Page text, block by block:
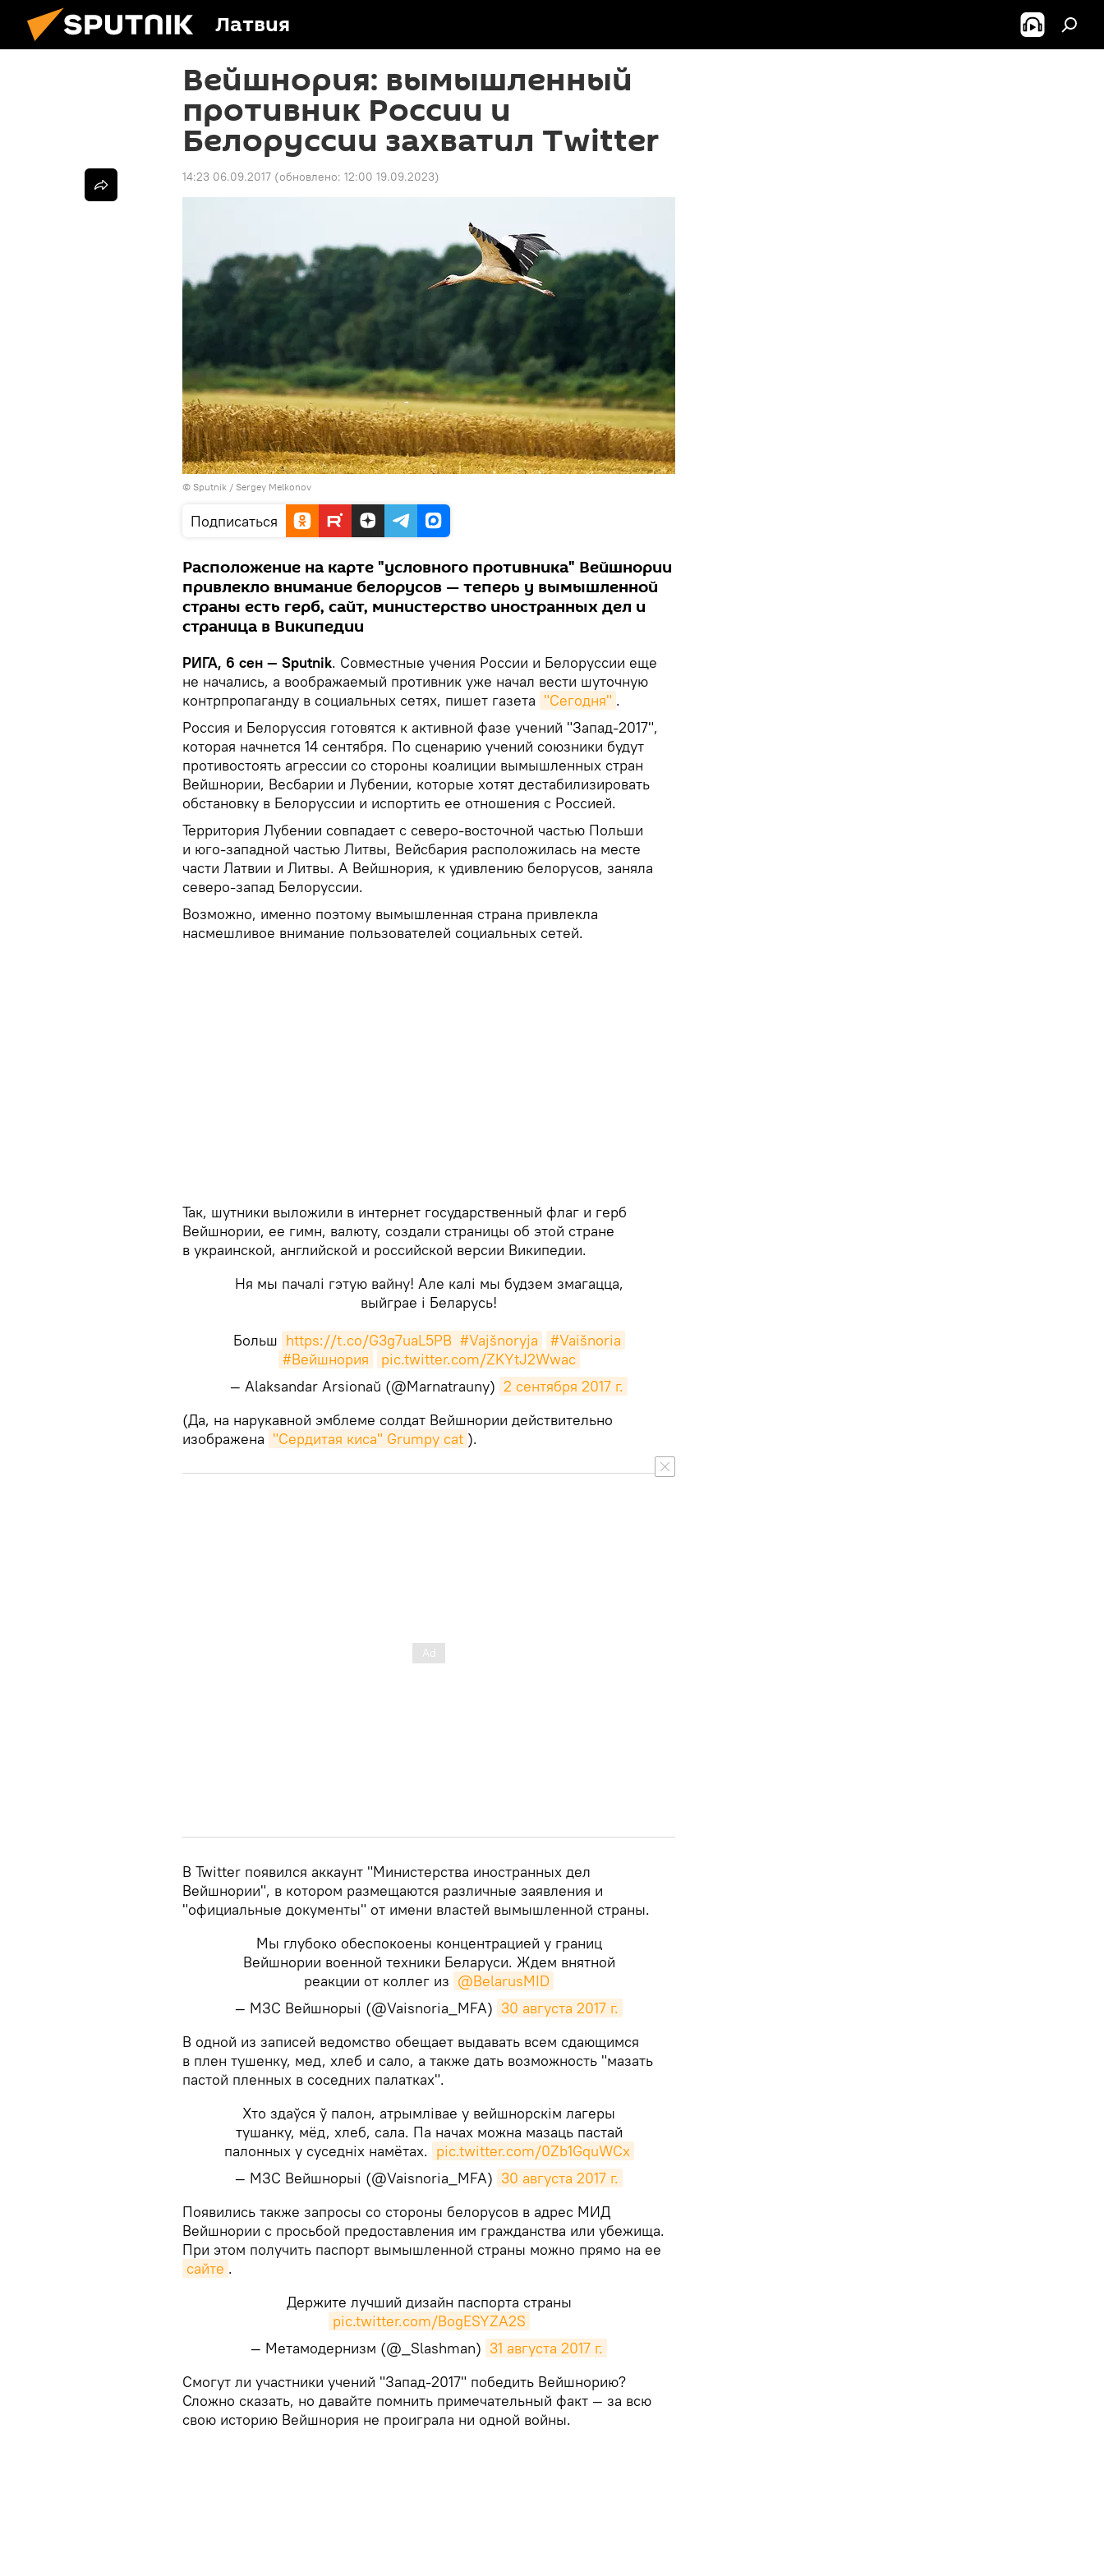
Латвия
Вейшнория: вымышленный
противник России и
Белоруссии захватил Twitter
14:23 06.09.2017 (обновлено: 12:00 19.09.2023)
© Sputnik / Sergey Melkonov
Подписаться
Расположение на карте "условного противника" Вейшнории
привлекло внимание белорусов — теперь у вымышленной
страны есть герб, сайт, министерство иностранных дел и
страница в Википедии
РИГА, 6 сен — Sputnik. Совместные учения России и Белоруссии еще
не начались, а воображаемый противник уже начал вести шуточную
контрпропаганду в социальных сетях, пишет газета "Сегодня" .
Россия и Белоруссия готовятся к активной фазе учений "Запад-2017",
которая начнется 14 сентября. По сценарию учений союзники будут
противостоять агрессии со стороны коалиции вымышленных стран
Вейшнории, Весбарии и Лубении, которые хотят дестабилизировать
обстановку в Белоруссии и испортить ее отношения с Россией.
Территория Лубении совпадает с северо-восточной частью Польши
и юго-западной частью Литвы, Вейсбария расположилась на месте
части Латвии и Литвы. А Вейшнория, к удивлению белорусов, заняла
северо-запад Белоруссии.
Возможно, именно поэтому вымышленная страна привлекла
насмешливое внимание пользователей социальных сетей.
Так, шутники выложили в интернет государственный флаг и герб
Вейшнории, ее гимн, валюту, создали страницы об этой стране
в украинской, английской и российской версии Википедии.
Ня мы пачалі гэтую вайну! Але калі мы будзем змагацца,
выйграе і Беларусь!
Больш https://t.co/G3g7uaL5PB #Vajšnoryja
#Vaišnoria
#Вейшнория
pic.twitter.com/ZKYtJ2Wwac
— Alaksandar Arsionaŭ (@Marnatrauny) 2 сентября 2017 г.
(Да, на нарукавной эмблеме солдат Вейшнории действительно
изображена "Сердитая киса" Grumpy cat ).
В Twitter появился аккаунт "Министерства иностранных дел
Вейшнории", в котором размещаются различные заявления и
"официальные документы" от имени властей вымышленной страны.
Мы глубоко обеспокоены концентрацией у границ
Вейшнории военной техники Беларуси. Ждем внятной
реакции от коллег из @BelarusMID
— МЗС Вейшнорыі (@Vaisnoria_MFA) 30 августа 2017 г.
​В одной из записей ведомство обещает выдавать всем сдающимся
в плен тушенку, мед, хлеб и сало, а также дать возможность "мазать
пастой пленных в соседних палатках".
Хто здаўся ў палон, атрымлівае у вейшнорскім лагеры
тушанку, мёд, хлеб, сала. Па начах можна мазаць пастай
палонных у суседніх намётах. pic.twitter.com/0Zb1GquWCx
— МЗС Вейшнорыі (@Vaisnoria_MFA) 30 августа 2017 г.
Появились также запросы со стороны белорусов в адрес МИД
Вейшнории с просьбой предоставления им гражданства или убежища.
При этом получить паспорт вымышленной страны можно прямо на ее
сайте .
Держите лучший дизайн паспорта страны
pic.twitter.com/BogESYZA2S
— Метамодернизм (@_Slashman) 31 августа 2017 г.
Смогут ли участники учений "Запад-2017" победить Вейшнорию?
Сложно сказать, но давайте помнить примечательный факт — за всю
свою историю Вейшнория не проиграла ни одной войны.